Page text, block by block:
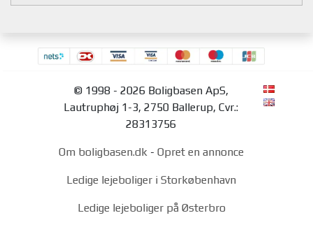
© 1998 - 2026 Boligbasen ApS,
Lautruphøj 1-3, 2750 Ballerup, Cvr.:
28313756
Om boligbasen.dk - Opret en annonce
Ledige lejeboliger i Storkøbenhavn
Ledige lejeboliger på Østerbro